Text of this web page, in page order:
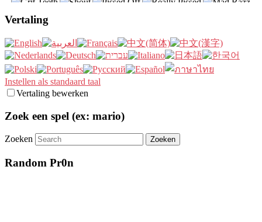
Vertaling
Instellen als standaard taal
Vertaling bewerken
Zoek een spel (ex: mario)
Zoeken
Random Pr0n